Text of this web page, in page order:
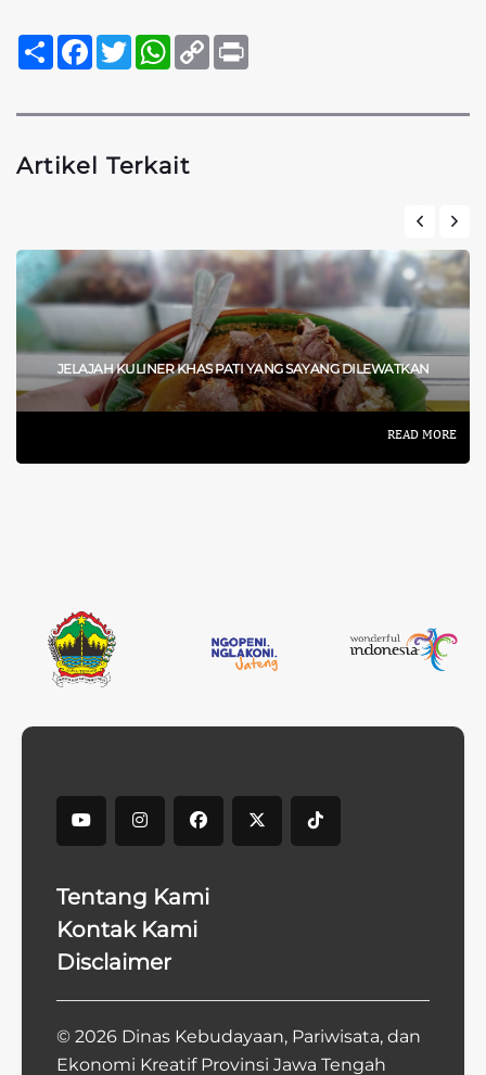
SambungFacebook
TwitterWhatsApp
Copy
Link
Artikel Terkait
JELAJAH KULINER KHAS PATI YANG SAYANG DILEWATKAN
READ MORE
Tentang Kami
Kontak Kami
Disclaimer
© 2026 Dinas Kebudayaan, Pariwisata, dan
Ekonomi Kreatif Provinsi Jawa Tengah